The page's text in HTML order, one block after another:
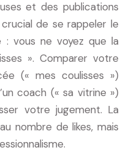
et des publications
de se rappeler le
: vous ne voyez que la
». Comparer votre
(« mes coulisses »)
coach (« sa vitrine »)
votre jugement. La
nombre de likes, mais